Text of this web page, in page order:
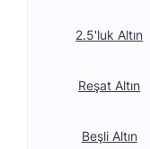
2.5'luk Altın
Reşat Altın
Beşli Altın